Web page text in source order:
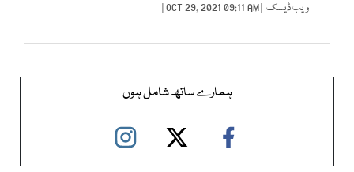
ویب ڈیسک | OCT 29, 2021 09:11 AM |
ہمارے ساتھ شامل ہوں